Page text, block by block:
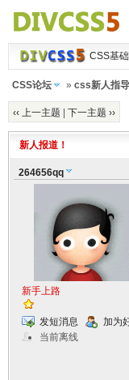
CSS基础
CSS论坛 » css新人指
‹‹ 上一主题 下一主题 ››
新人报道！
264656qq
新手上路
发短消息
加为
当前离线